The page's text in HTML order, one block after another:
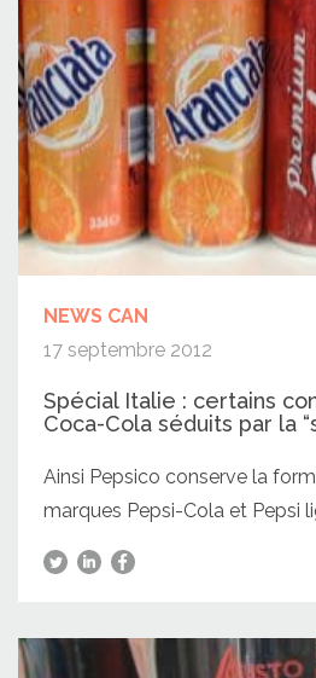
NEWS CAN
17 septembre 2012
Spécial Italie : certains
Coca-Cola séduits par la
Ainsi Pepsico conserve la
marques Pepsi-Cola et Pepsi